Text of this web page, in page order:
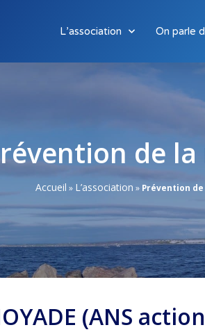
L’association On parle
de la
Accueil » L’association » Prévention
(ANS